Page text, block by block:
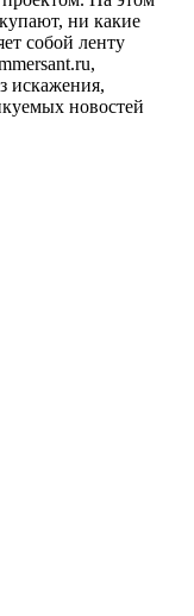
ни какие
собой ленту
искажения,
новостей